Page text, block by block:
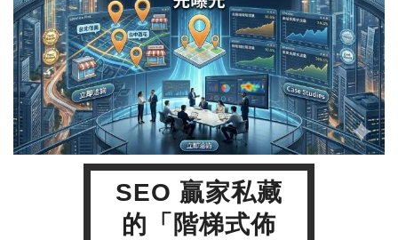
SEO 贏家私藏
的「階梯式佈